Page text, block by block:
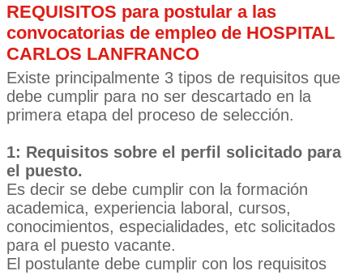
REQUISITOS para postular a las
convocatorias de empleo de HOSPITAL
CARLOS LANFRANCO
Existe principalmente 3 tipos de requisitos que
debe cumplir para no ser descartado en la
primera etapa del proceso de selección.
1: Requisitos sobre el perfil solicitado para
el puesto.
Es decir se debe cumplir con la formación
academica, experiencia laboral, cursos,
conocimientos, especialidades, etc solicitados
para el puesto vacante.
El postulante debe cumplir con los requisitos